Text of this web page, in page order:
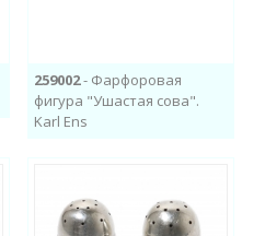
259002- Фарфоровая
фигура "Ушастая сова".
Karl Ens